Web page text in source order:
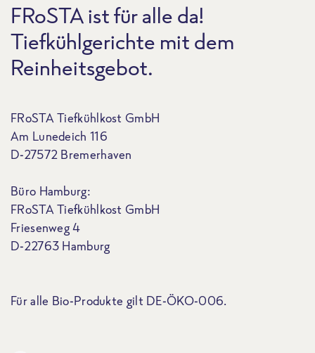
FRoSTA ist für alle da!
Tiefkühlgerichte mit dem
Reinheitsgebot.
FRoSTA Tiefkühlkost GmbH
Am Lunedeich 116
D-27572 Bremerhaven
Büro Hamburg:
FRoSTA Tiefkühlkost GmbH
Friesenweg 4
D-22763 Hamburg
Für alle Bio-Produkte gilt DE-ÖKO-006.